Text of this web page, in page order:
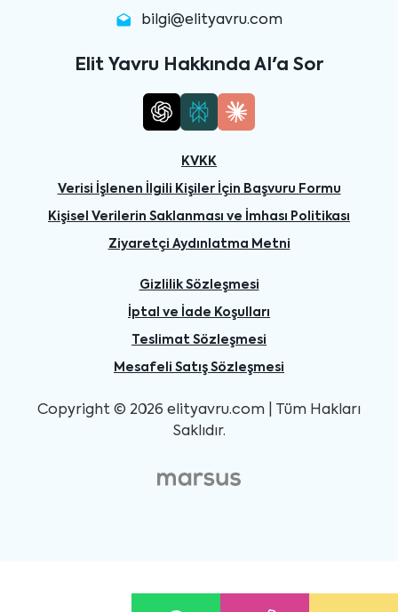
bilgi@elityavru.com
Elit Yavru Hakkında AI'a Sor
KVKK
Verisi İşlenen İlgili Kişiler İçin Başvuru Formu
Kişisel Verilerin Saklanması ve İmhası Politikası
Ziyaretçi Aydınlatma Metni
Gizlilik Sözleşmesi
İptal ve İade Koşulları
Teslimat Sözleşmesi
Mesafeli Satış Sözleşmesi
Copyright © 2026 elityavru.com | Tüm Hakları
Saklıdır.